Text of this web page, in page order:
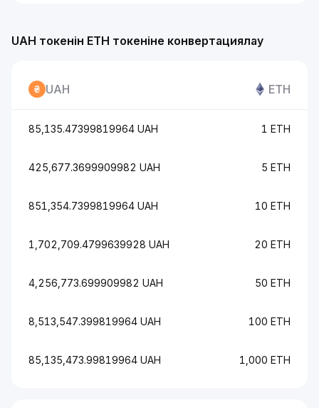
UAH токенін ETH токеніне конвертациялау
UAH ETH
85,135.47399819964 UAH 1 ETH
425,677.3699909982 UAH 5 ETH
851,354.7399819964 UAH 10 ETH
1,702,709.4799639928 UAH 20 ETH
4,256,773.699909982 UAH 50 ETH
8,513,547.399819964 UAH 100 ETH
85,135,473.99819964 UAH 1,000 ETH